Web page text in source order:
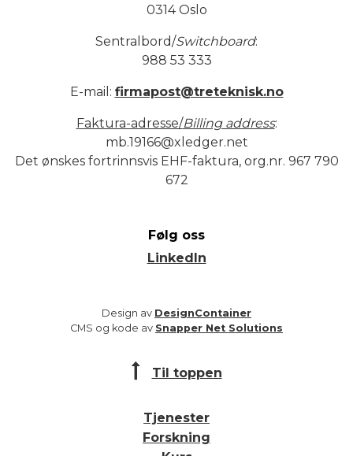
0314 Oslo
Sentralbord/Switchboard:
988 53 333
E-mail: firmapost@treteknisk.no
Faktura-adresse/Billing address:
mb.19166@xledger.net
Det ønskes fortrinnsvis EHF-faktura, org.nr. 967 790
672
Følg oss
LinkedIn
Design av DesignContainer
CMS og kode av Snapper Net Solutions
Til toppen
Tjenester
Forskning